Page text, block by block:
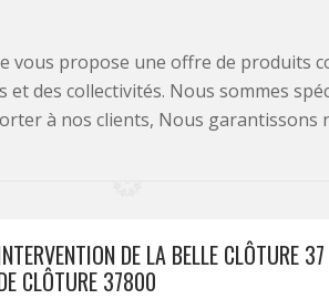
propose une offre de produits
des collectivités. Nous sommes
à nos clients, Nous garantissons
DE LA BELLE CLÔTURE
CLÔTURE 37800